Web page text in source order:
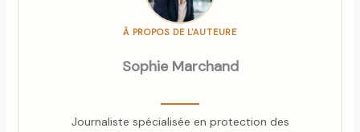
À PROPOS DE L'AUTEURE
Sophie Marchand
Journaliste spécialisée en protection des